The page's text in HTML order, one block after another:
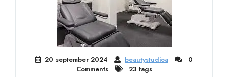
20 september 2024 beautystudioa
0
Comments
23 tags